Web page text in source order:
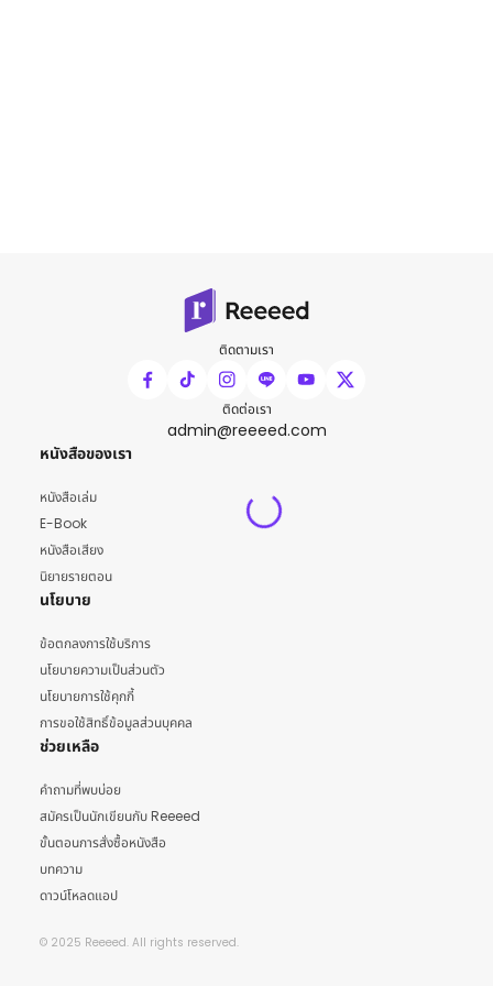
ติดตามเรา
ติดต่อเรา
admin@reeeed.com
หนังสือของเรา
หนังสือเล่ม
E-Book
หนังสือเสียง
นิยายรายตอน
นโยบาย
ข้อตกลงการใช้บริการ
นโยบายความเป็นส่วนตัว
นโยบายการใช้คุกกี้
การขอใช้สิทธิ์ข้อมูลส่วนบุคคล
ช่วยเหลือ
คำถามที่พบบ่อย
สมัครเป็นนักเขียนกับ Reeeed
ขั้นตอนการสั่งซื้อหนังสือ
บทความ
ดาวน์โหลดแอป
© 2025 Reeeed. All rights reserved.